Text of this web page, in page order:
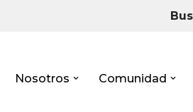
Nosotros Comunidad